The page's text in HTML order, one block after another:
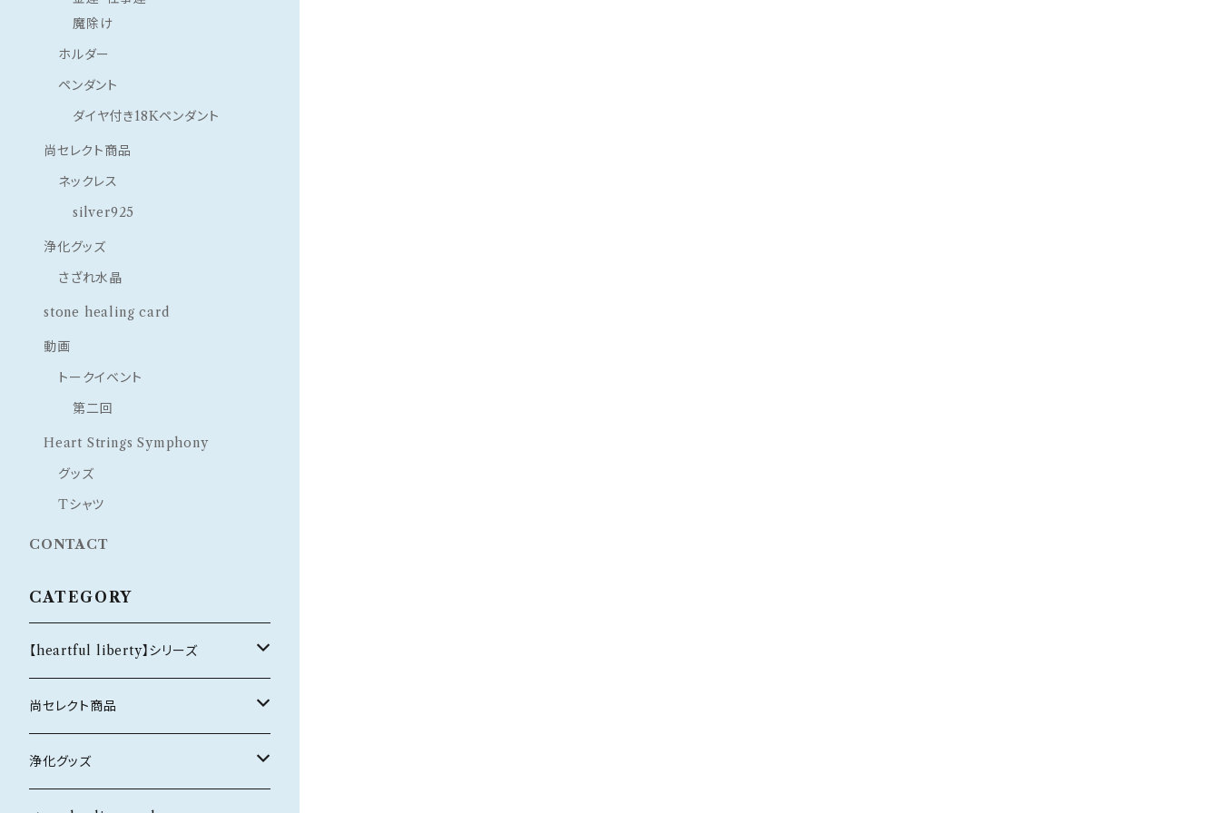
魔除け
ホルダー
ペンダント
ダイヤ付き18Kペンダント
尚セレクト商品
ネックレス
silver925
浄化グッズ
さざれ水晶
stone healing card
動画
トークイベント
第二回
Heart Strings Symphony
グッズ
Tシャツ
CONTACT
CATEGORY
【heartful liberty】シリーズ
オリジナルブレスレット
恋愛・結婚
ホルダー
尚セレクト商品
ネックレス
浄化グッズ